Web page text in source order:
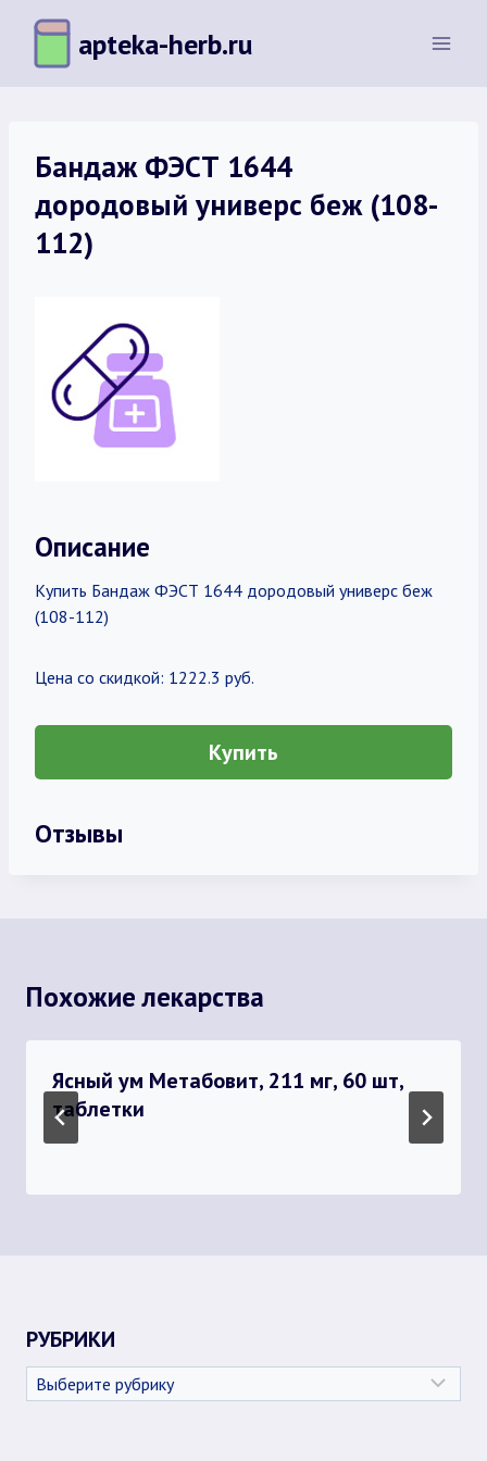
Перейти
содержимому
apteka-herb.ru
Бандаж ФЭСТ 1644
дородовый универс беж (108-
112)
Описание
Купить Бандаж ФЭСТ 1644 дородовый универс беж
(108-112)
Цена со скидкой: 1222.3 руб.
Купить
Отзывы
Похожие лекарства
Ясный ум Метабовит, 211 мг, 60 шт,
таблетки
РУБРИКИ
Рубрики